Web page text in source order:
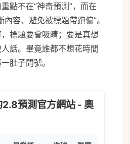
點不在“神奇預測”，而在
容、避免被標題帶跑偏”。
標題要會吸睛；要是真想
話。畢竟誰都不想花時間
肚子問號。
2.8預測官方網站 - 奧